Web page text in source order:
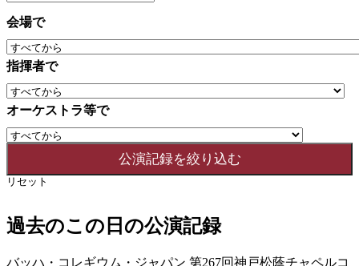
会場で
指揮者で
オーケストラ等で
リセット
過去のこの日の公演記録
バッハ・コレギウム・ジャパン 第267回神戸松蔭チャペルコ